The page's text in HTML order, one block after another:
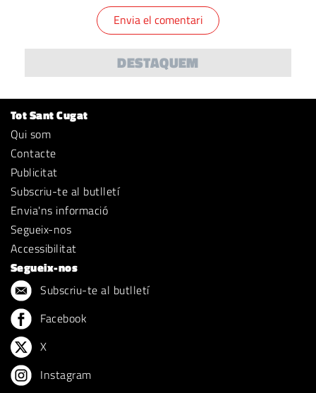
DESTAQUEM
Tot Sant Cugat
Qui som
Contacte
Publicitat
Subscriu-te al butlletí
Envia'ns informació
Segueix-nos
Accessibilitat
Segueix-nos
Subscriu-te al butlletí
Facebook
X
Instagram